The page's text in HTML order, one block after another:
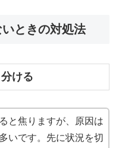
ときの対処法
ける
と焦りますが、原因は
いです。先に状況を切